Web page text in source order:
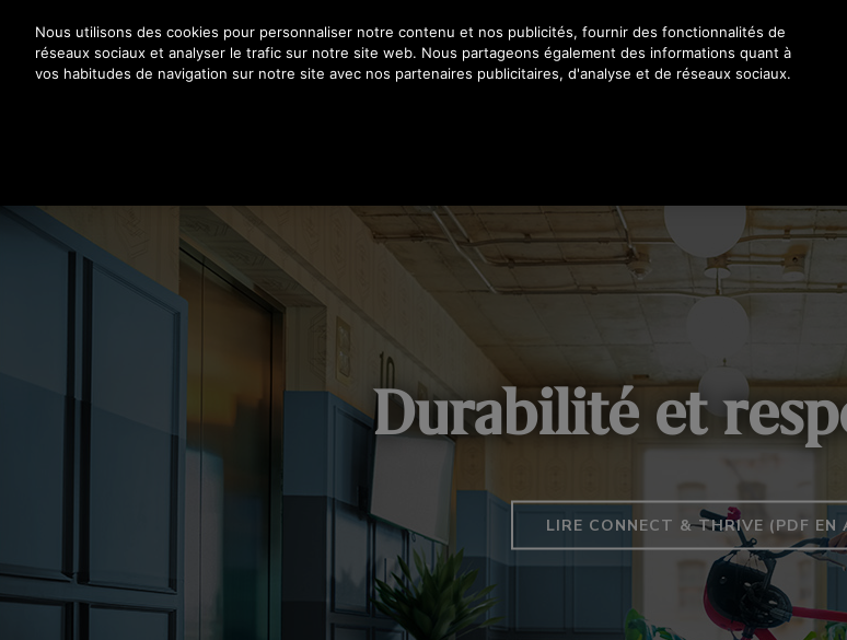
Appuyez sur Entrée pour passer au contenu principal
Durabilité et
LIRE CONNECT & THRIVE (PDF EN
Nous utilisons des cookies pour personnaliser notre contenu et nos publicités, fournir des fonctionnalités de
réseaux sociaux et analyser le trafic sur notre site web. Nous partageons également des informations quant à
vos habitudes de navigation sur notre site avec nos partenaires publicitaires, d'analyse et de réseaux sociaux.